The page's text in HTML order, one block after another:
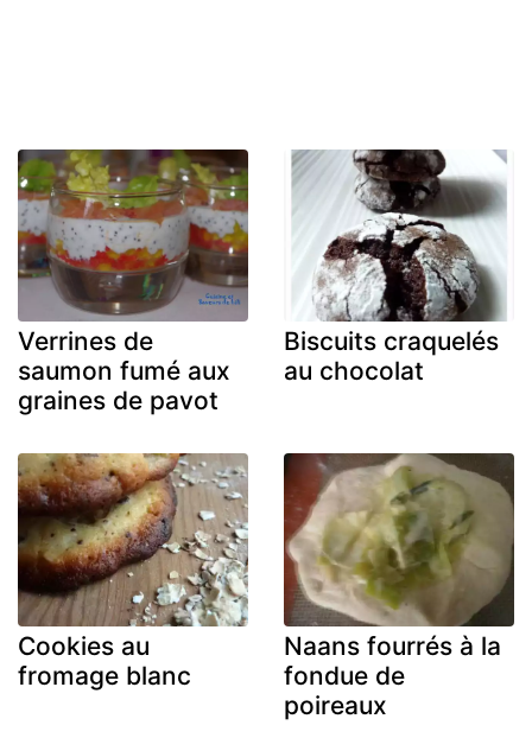
Verrines de
saumon fumé aux
graines de pavot
Biscuits craquelés
au chocolat
Cookies au
fromage blanc
Naans fourrés à la
fondue de
poireaux